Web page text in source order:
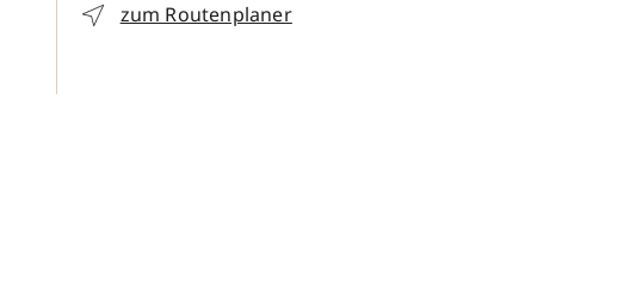
zum Routenplaner